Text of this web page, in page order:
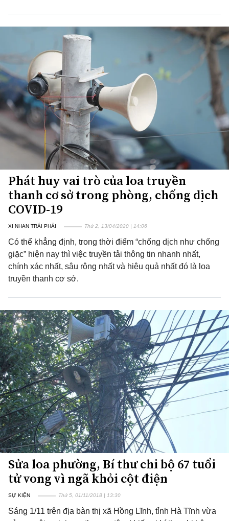
Phát huy vai trò của loa truyền
thanh cơ sở trong phòng, chống dịch
COVID-19
XI NHAN TRÁI PHẢI Thứ 2, 13/04/2020 | 14:06
Có thể khẳng định, trong thời điểm “chống dịch như chống
giặc” hiện nay thì việc truyền tải thông tin nhanh nhất,
chính xác nhất, sâu rộng nhất và hiệu quả nhất đó là loa
truyền thanh cơ sở.
Sửa loa phường, Bí thư chi bộ 67 tuổi
tử vong vì ngã khỏi cột điện
SỰ KIỆN Thứ 5, 01/11/2018 | 13:30
Sáng 1/11 trên địa bàn thị xã Hồng Lĩnh, tỉnh Hà Tĩnh vừa